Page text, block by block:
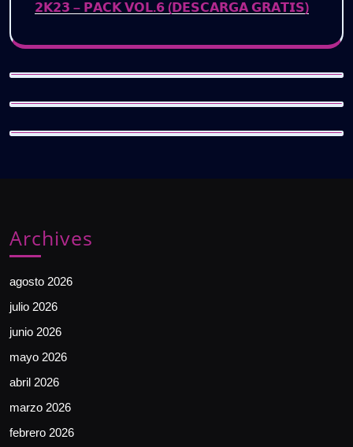
𝟮𝗞𝟮𝟯 – 𝗣𝗔𝗖𝗞 𝗩𝗢𝗟.𝟲 (𝗗𝗘𝗦𝗖𝗔𝗥𝗚𝗔 𝗚𝗥𝗔𝗧𝗜𝗦)
Archives
agosto 2026
julio 2026
junio 2026
mayo 2026
abril 2026
marzo 2026
febrero 2026